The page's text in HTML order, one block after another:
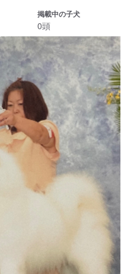
掲載中の子犬
0頭